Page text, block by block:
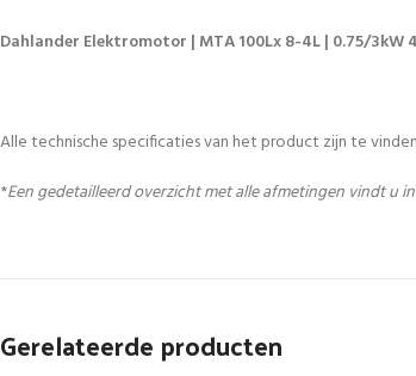
Dahlander Elektromotor | MTA 100Lx 8-4L | 0.75/3kW
Alle technische specificaties van het product zijn te
*Een gedetailleerd overzicht met alle afmetingen vindt u
Gerelateerde producten